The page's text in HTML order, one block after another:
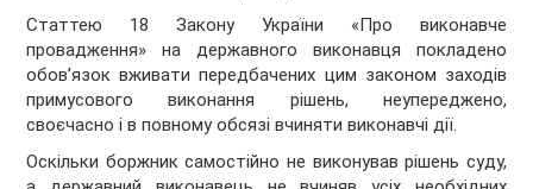
Статтею 18 Закону України «Про виконавче
провадження» на державного виконавця покладено
обов’язок вживати передбачених цим законом заходів
примусового виконання рішень, неупереджено,
своєчасно і в повному обсязі вчиняти виконавчі дії.
Оскільки боржник самостійно не виконував рішень суду,